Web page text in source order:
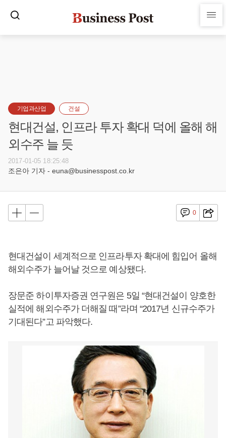
기업과산업 건설
현대건설, 인프라 투자 확대 덕에 올해 해
외수주 늘 듯
2017-01-05 18:25:48
조은아 기자 - euna@businesspost.co.kr
0
현대건설이 세계적으로 인프라투자 확대에 힘입어 올해
해외수주가 늘어날 것으로 예상됐다.
장문준 하이투자증권 연구원은 5일 “현대건설이 양호한
실적에 해외수주가 더해질 때”라며 “2017년 신규수주가
기대된다”고 파악했다.